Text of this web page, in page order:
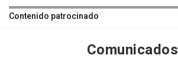
Contenido patrocinado
Comunicados